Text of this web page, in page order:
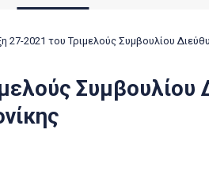
27-2021 του Τριμελούς Συμβουλίου
Συμβουλίου